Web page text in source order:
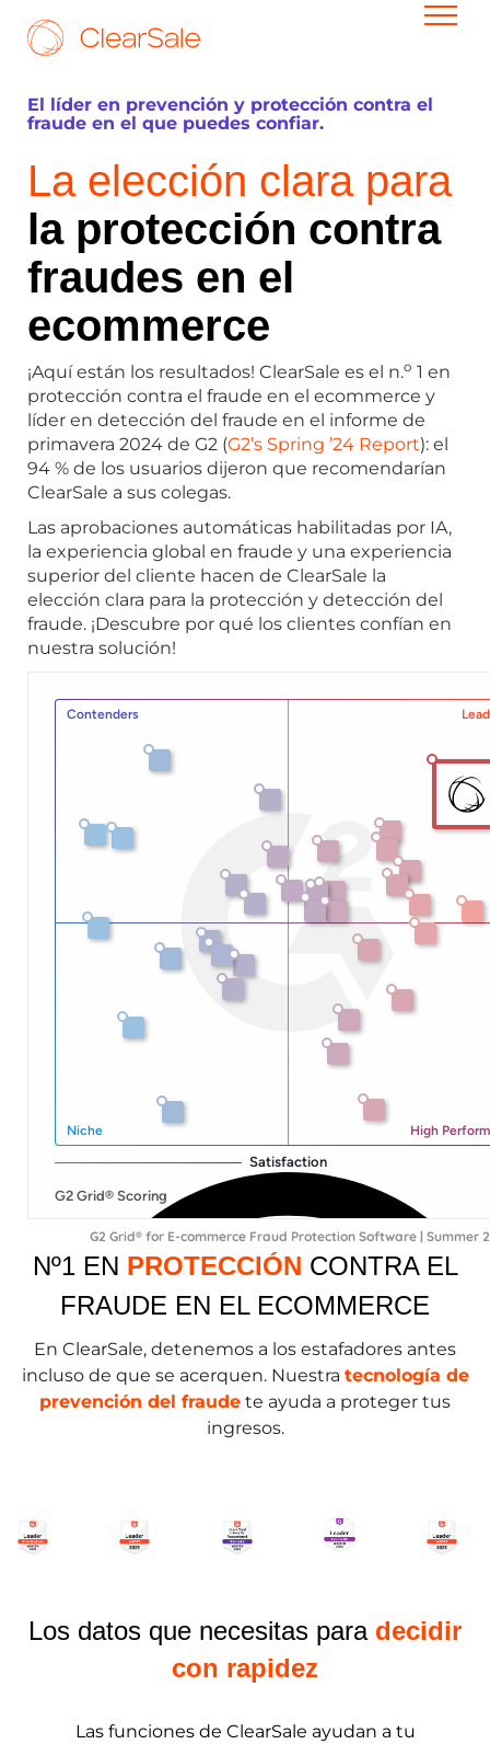
El líder en prevención y protección contra el
fraude en el que puedes confiar.
La elección clara para
la protección contra
fraudes en el
ecommerce
¡Aquí están los resultados! ClearSale es el n.o 1 en
protección contra el fraude en el ecommerce y
líder en detección del fraude en el informe de
primavera 2024 de G2 (G2’s Spring ’24 Report): el
94 % de los usuarios dijeron que recomendarían
ClearSale a sus colegas.
Las aprobaciones automáticas habilitadas por IA,
la experiencia global en fraude y una experiencia
superior del cliente hacen de ClearSale la
elección clara para la protección y detección del
fraude. ¡Descubre por qué los clientes confían en
nuestra solución!
G2 Grid® for E-commerce Fraud Protection Software | Summer
Nº1 EN PROTECCIÓN CONTRA EL
FRAUDE EN EL ECOMMERCE
En ClearSale, detenemos a los estafadores antes
incluso de que se acerquen. Nuestra tecnología de
prevención del fraude te ayuda a proteger tus
ingresos.
Los datos que necesitas para decidir
con rapidez
Las funciones de ClearSale ayudan a tu